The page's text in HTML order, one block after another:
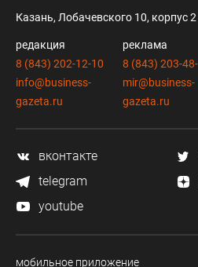
Казань, Лобачевского 10, корпус 2
редакция
8 (843) 202-12-10
info@business-
gazeta.ru
реклама
8 (843) 203-
mir@business-
gazeta.ru
вконтакте
telegram
youtube
мобильное приложение